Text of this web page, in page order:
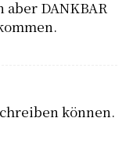
DANKBAR
können.